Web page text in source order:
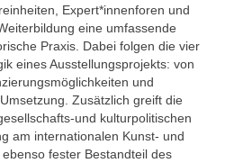
Expert*innenforen und
eine umfassende
Praxis. Dabei folgen die vier
eines Ausstellungsprojekts: von
und
Zusätzlich greift die
und kulturpolitischen
am internationalen Kunst- und
fester Bestandteil des